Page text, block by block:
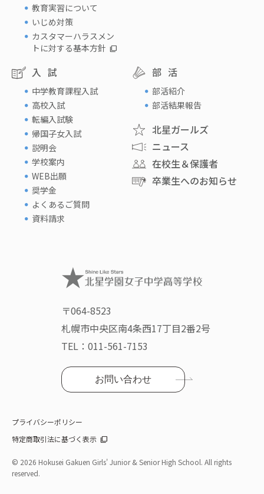
教育実習について
いじめ対策
カスタマーハラスメン
トに対する基本方針
入試
中学教育課程入試
高校入試
転編入試験
帰国子女入試
説明会
学校案内
WEB出願
奨学金
よくあるご質問
資料請求
部活
部活紹介
部活結果報告
北星ガールズ
ニュース
在校生＆保護者
卒業生へのお知らせ
〒064-8523
札幌市中央区南4条西17丁目2番2号
TEL： 011-561-7153
お問い合わせ
プライバシーポリシー
特定商取引法に基づく表示
© 2026 Hokusei Gakuen Girls' Junior & Senior High School. All rights
reserved.